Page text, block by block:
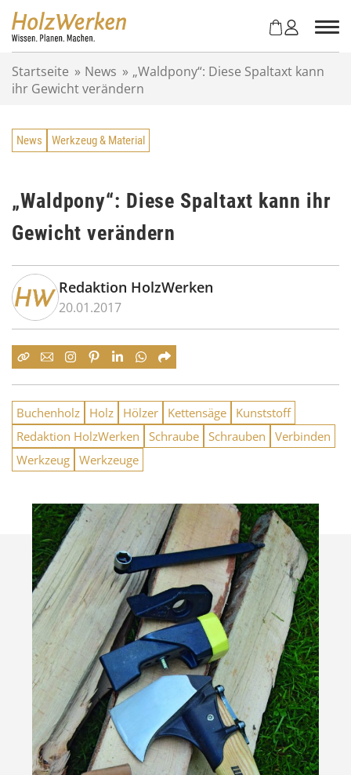
Startseite » News » „Waldpony“: Diese Spaltaxt kann
ihr Gewicht verändern
News Werkzeug & Material
„Waldpony“: Diese Spaltaxt kann ihr
Gewicht verändern
Redaktion HolzWerken
20.01.2017
Buchenholz Holz Hölzer Kettensäge
Kunststoff
Redaktion HolzWerken
Schraube Schrauben
Verbinden
Werkzeug Werkzeuge